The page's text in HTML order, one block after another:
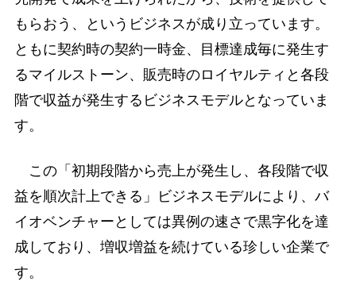
もらおう、というビジネスが成り立っています。
ともに契約時の契約一時金、目標達成毎に発生す
るマイルストーン、販売時のロイヤルティと各段
階で収益が発生するビジネスモデルとなっていま
す。
この「初期段階から売上が発生し、各段階で収
益を順次計上できる」ビジネスモデルにより、バ
イオベンチャーとしては異例の速さで黒字化を達
成しており、増収増益を続けている珍しい企業で
す。